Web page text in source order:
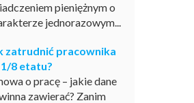
pieniężnym o
jednorazowym...
zatrudnić pracownika
1/8 etatu?
o pracę – jakie dane
zawierać? Zanim